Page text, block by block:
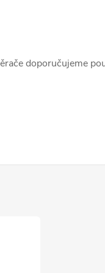
doporučujeme